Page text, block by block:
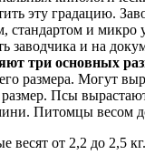
эту градацию.
и микро
заводчика и на
три основных
размера. Могут
Псы
Питомцы весом
весят от 2,2 до 2,5